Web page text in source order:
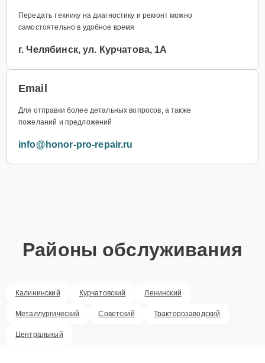
Передать технику на диагностику и ремонт можно
самостоятельно в удобное время
г. Челябинск, ул. Курчатова, 1А
Email
Для отправки более детальных вопросов, а также
пожеланий и предложений
info@honor-pro-repair.ru
Районы обслуживания
Калининский Курчатовский Ленинский
Металлургический Советский Тракторозаводский
Центральный